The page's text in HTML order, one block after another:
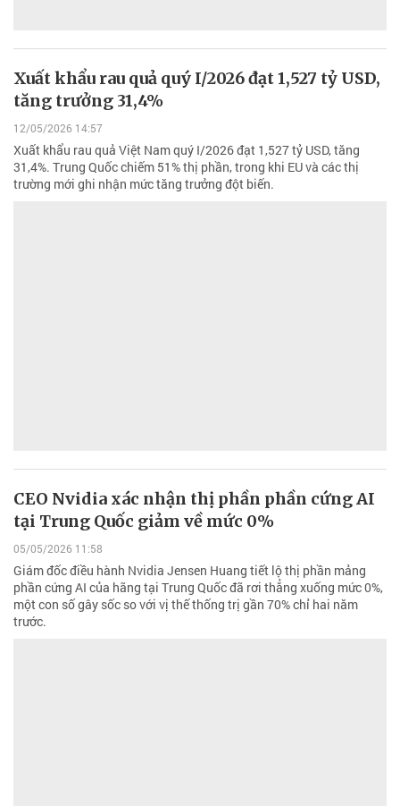
Xuất khẩu rau quả quý I/2026 đạt 1,527 tỷ USD,
tăng trưởng 31,4%
12/05/2026 14:57
Xuất khẩu rau quả Việt Nam quý I/2026 đạt 1,527 tỷ USD, tăng
31,4%. Trung Quốc chiếm 51% thị phần, trong khi EU và các thị
trường mới ghi nhận mức tăng trưởng đột biến.
CEO Nvidia xác nhận thị phần phần cứng AI
tại Trung Quốc giảm về mức 0%
05/05/2026 11:58
Giám đốc điều hành Nvidia Jensen Huang tiết lộ thị phần mảng
phần cứng AI của hãng tại Trung Quốc đã rơi thẳng xuống mức 0%,
một con số gây sốc so với vị thế thống trị gần 70% chỉ hai năm
trước.